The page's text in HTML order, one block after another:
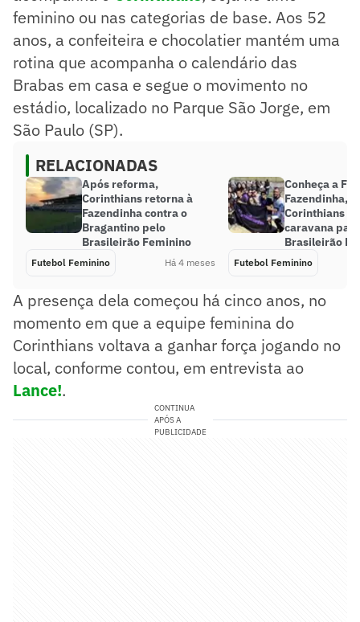
feminino ou nas categorias de base. Aos 52
anos, a confeiteira e chocolatier mantém uma
rotina que acompanha o calendário das
Brabas em casa e segue o movimento no
estádio, localizado no Parque São Jorge, em
São Paulo (SP).
RELACIONADAS
Após reforma,
Corinthians retorna à
Fazendinha contra o
Bragantino pelo
Brasileirão Feminino
Futebol Feminino Há 4 meses
Conheça a Fiel
Fazendinha,
Corinthians
caravana
Brasileirão
Futebol Feminino
A presença dela começou há cinco anos, no
momento em que a equipe feminina do
Corinthians voltava a ganhar força jogando no
local, conforme contou, em entrevista ao
Lance!.
CONTINUA
APÓS A
PUBLICIDADE